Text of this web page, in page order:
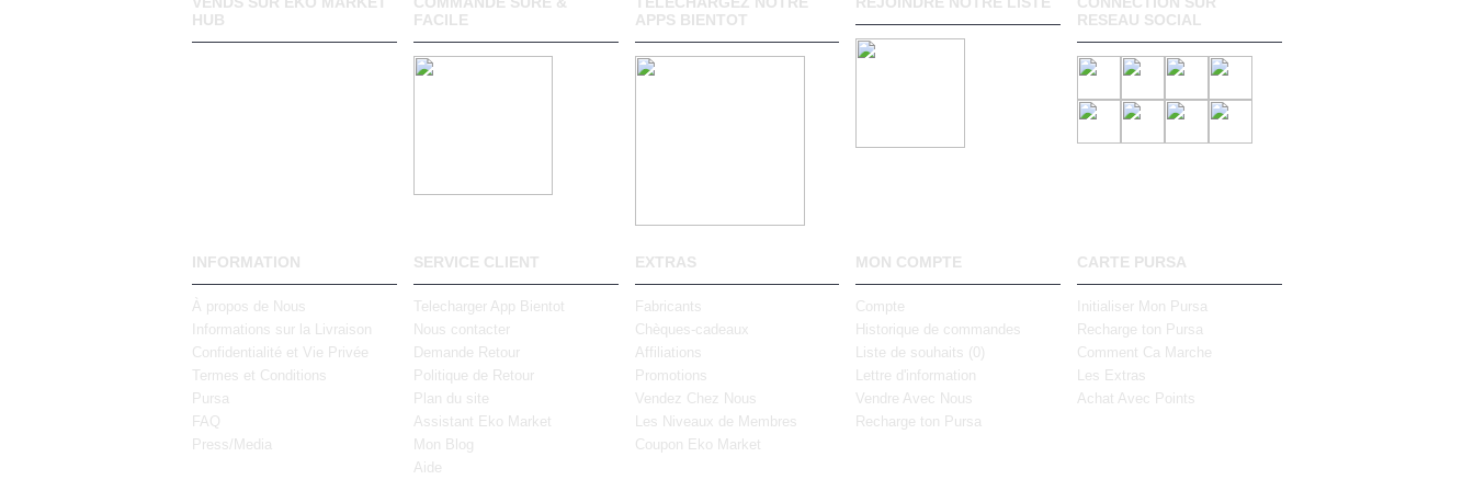
HUB
FACILE
APPS BIENTOT
RESEAU SOCIAL
INFORMATION
À propos de Nous
Informations sur la Livraison
Confidentialité et Vie Privée
Termes et Conditions
Pursa
FAQ
Press/Media
SERVICE CLIENT
Telecharger App Bientot
Nous contacter
Demande Retour
Politique de Retour
Plan du site
Assistant Eko Market
Mon Blog
Aide
EXTRAS
Fabricants
Chèques-cadeaux
Affiliations
Promotions
Vendez Chez Nous
Les Niveaux de Membres
Coupon Eko Market
MON COMPTE
Compte
Historique de commandes
Liste de souhaits ( 0 )
Lettre d'information
Vendre Avec Nous
Recharge ton Pursa
CARTE PURSA
Initialiser Mon Pursa
Recharge ton Pursa
Comment Ca Marche
Les Extras
Achat Avec Points